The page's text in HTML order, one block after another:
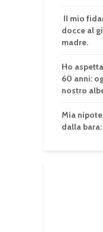
Il mio
docce al
madre.
Ho
60 anni:
nostro
Mia
dalla